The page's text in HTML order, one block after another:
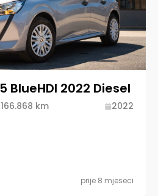
BlueHDI 2022 Diesel
166.868 km
2022
prije 8 mjeseci